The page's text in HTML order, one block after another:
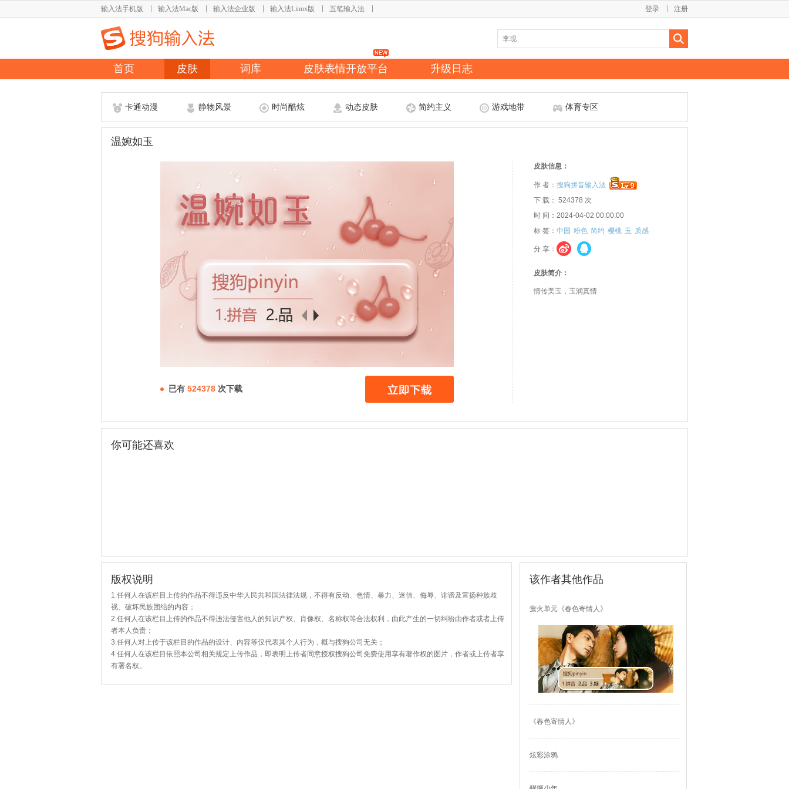
输入法手机版 输入法Mac版 输入法企业版 输入法Linux版 五笔输入法 注册
登录
首页 皮肤 词库 皮肤表情开放平台 升级日志
卡通动漫 静物风景 时尚酷炫 动态皮肤 简约主义 游戏地带 体育专区
温婉如玉
已有 524378 次下载
皮肤信息：
作 者： 搜狗拼音输入法
下 载： 524378 次
时 间：2024-04-02 00:00:00
标 签： 中国 粉色 简约 樱桃 玉 质感
分 享：
皮肤简介：
情传美玉，玉润真情
你可能还喜欢
版权说明
1.任何人在该栏目上传的作品不得违反中华人民共和国法律法规，不得有反动、色情、暴力、迷信、侮辱、诽谤及宣扬种族歧
视、破坏民族团结的内容；
2.任何人在该栏目上传的作品不得违法侵害他人的知识产权、肖像权、名称权等合法权利，由此产生的一切纠纷由作者或者上传
者本人负责；
3.任何人对上传于该栏目的作品的设计、内容等仅代表其个人行为，概与搜狗公司无关；
4.任何人在该栏目依照本公司相关规定上传作品，即表明上传者同意授权搜狗公司免费使用享有著作权的图片，作者或上传者享
有署名权。
该作者其他作品
萤火单元《春色寄情人》
《春色寄情人》
炫彩涂鸦